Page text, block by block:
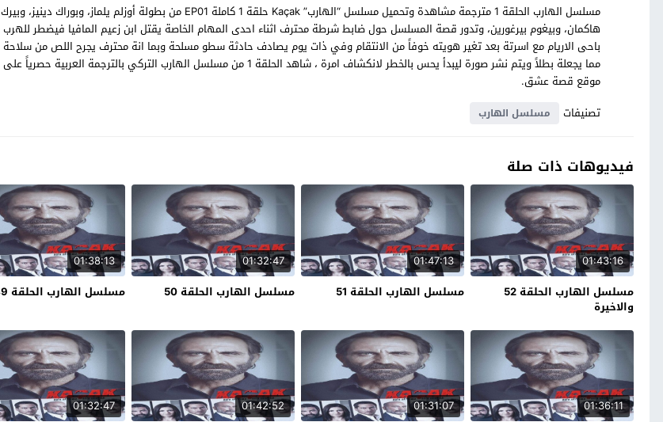
مسلسل الهارب الحلقة 1 مترجمة مشاهدة وتحميل مسلسل “الهارب” Kaçak حلقة 1 كاملة EP01 من بطولة أوزلم يلماز، وبوراك دينيز، وبيرك
هاكمان، وبيغوم بيرغورين، وتدور قصة المسلسل حول ضابط شرطة محترف اثناء احدى المهام الخاصة يقتل ابن زعيم المافيا فيضطر للهرب
باحى الاريام مع اسرتة بعد تغير هويته خوفاً من الانتقام وفي ذات يوم يصادف حادثة سطو مسلحة وبما انة محترف يجرح اللص من سلاحة
مما يجعلة بطلاً ويتم نشر صورة ليبدأ يحس بالخطر لانكشاف امرة ، شاهد الحلقة 1 من مسلسل الهارب التركي بالترجمة العربية حصرياً على
موقع قصة عشق.
تصنيفات
مسلسل الهارب
فيديوهات ذات صلة
01:43:16
مسلسل الهارب الحلقة 52
والاخيرة
01:47:13
مسلسل الهارب الحلقة 51
01:32:47
مسلسل الهارب الحلقة 50
01:38:13
مسلسل الهارب الحلقة 49
01:36:11
01:31:07
01:42:52
01:32:47